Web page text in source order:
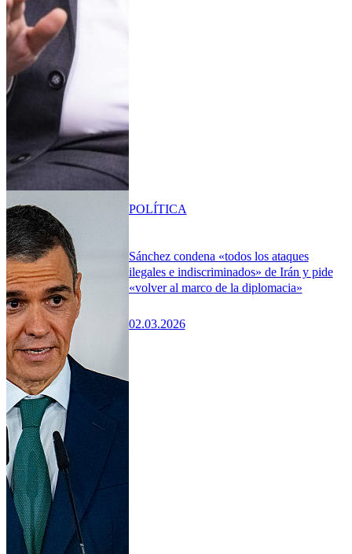
Sánchez condena «todos los ataques
ilegales e indiscriminados» de Irán y pide
«volver al marco de la diplomacia»
02.03.2026
POLÍTICA